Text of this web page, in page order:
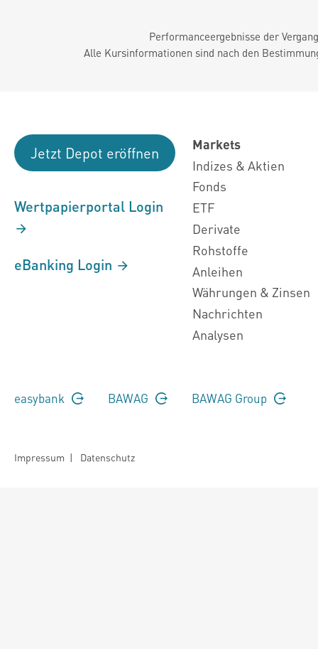
Performanceergebnisse der
Alle Kursinformationen sind nach den
Jetzt Depot eröffnen
Wertpapierportal Login
eBanking Login
Markets
Indizes & Aktien
Fonds
ETF
Derivate
Rohstoffe
Anleihen
Währungen & Zinsen
Nachrichten
Analysen
easybank BAWAG BAWAG Group
Impressum | Datenschutz